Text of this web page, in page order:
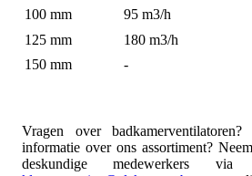
100 mm
95 m3/h
125 mm
180 m3/h
150 mm
-
Vragen over
informatie over ons assortiment?
deskundige medewerkers via